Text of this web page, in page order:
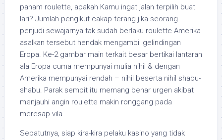
paham roulette, apakah Kamu ingat jalan terpilih buat
lari? Jumlah pengikut cakap terang jika seorang
penjudi sewajarnya tak sudah berlaku roulette Amerika
asalkan tersebut hendak mengambil gelindingan
Eropa. Ke-2 gambar main terkait besar bertikai lantaran
ala Eropa cuma mempunyai mulia nihil & dengan
Amerika mempunyai rendah – nihil beserta nihil shabu-
shabu. Parak sempit itu memang benar urgen akibat
menjauhi angin roulette makin ronggang pada
meresap vila.
Sepatutnya, siap kira-kira pelaku kasino yang tidak